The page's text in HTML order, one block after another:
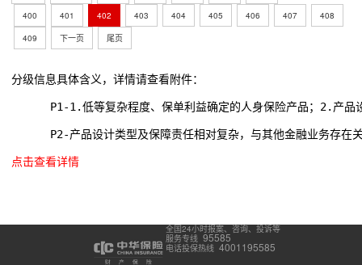
400
401 402 403 404 405 406 407
408
409
下一页 尾页
分级信息具体含义，详情请查看附件：
P1-1.低等复杂程度、保单利益确定的人身保险产品；2.产品
P2-产品设计类型及保障责任相对复杂，与其他金融业务存在
点击查看详情
全国24小时报案、咨询、投诉等
服务专线 95585
电话投保热线 4001195585